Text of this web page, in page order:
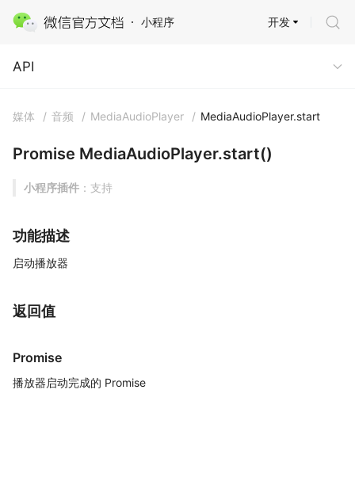
小程序
API
开发
API
媒体 / 音频 / MediaAudioPlayer / MediaAudioPlayer.start
Promise MediaAudioPlayer.start()
小程序插件 ：支持
功能描述
启动播放器
返回值
Promise
播放器启动完成的 Promise